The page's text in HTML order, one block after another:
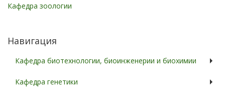
Кафедра зоологии
Навигация
Кафедра биотехнологии, биоинженерии и биохимии
Кафедра генетики